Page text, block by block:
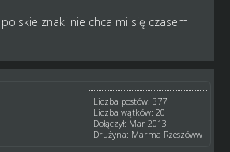
znaki nie chca mi się czasem
Liczba postów: 377
Liczba wątków: 20
Dołączył: Mar 2013
Drużyna: Marma Rzeszóww